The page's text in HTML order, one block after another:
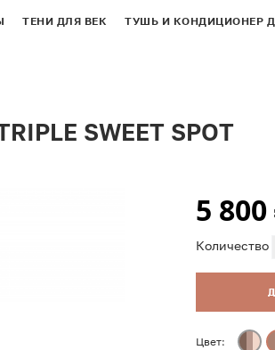
ТЕНИ ДЛЯ ВЕК ТУШЬ И КОНДИЦИОНЕР
SWEET SPOT
5 800
Количество
Цвет: